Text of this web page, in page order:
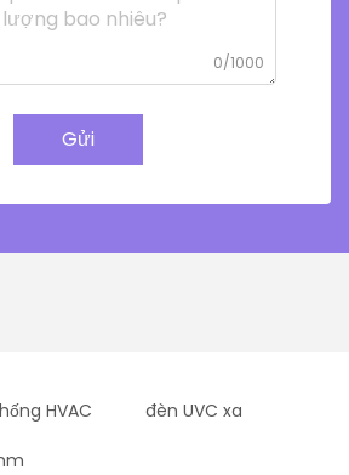
0/1000
Gửi
HVAC đèn UVC xa